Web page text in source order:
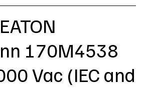
170M4538
Vac (IEC and